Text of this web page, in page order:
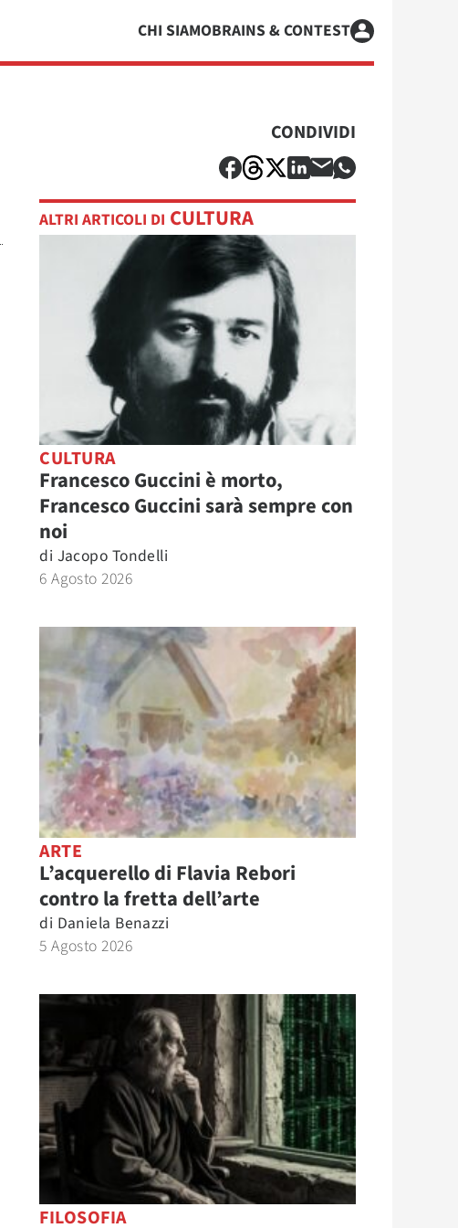
CHI SIAMOBRAINS & CONTEST
CONDIVIDI
ALTRI ARTICOLI DI CULTURA
CULTURA
Francesco Guccini è morto,
Francesco Guccini sarà sempre con
noi
di Jacopo Tondelli
6 Agosto 2026
ARTE
L’acquerello di Flavia Rebori
contro la fretta dell’arte
di Daniela Benazzi
5 Agosto 2026
FILOSOFIA